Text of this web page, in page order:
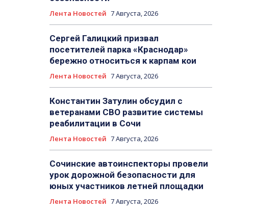
Лента Новостей 7 Августа, 2026
Сергей Галицкий призвал
посетителей парка «Краснодар»
бережно относиться к карпам кои
Лента Новостей 7 Августа, 2026
Константин Затулин обсудил с
ветеранами СВО развитие системы
реабилитации в Сочи
Лента Новостей 7 Августа, 2026
Сочинские автоинспекторы провели
урок дорожной безопасности для
юных участников летней площадки
Лента Новостей 7 Августа, 2026